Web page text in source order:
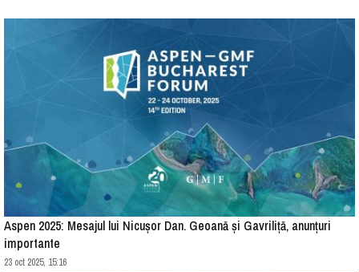
Aspen 2025: Mesajul lui Nicușor Dan. Geoană și Gavriliță, anunțuri
importante
23 oct 2025, 15:16